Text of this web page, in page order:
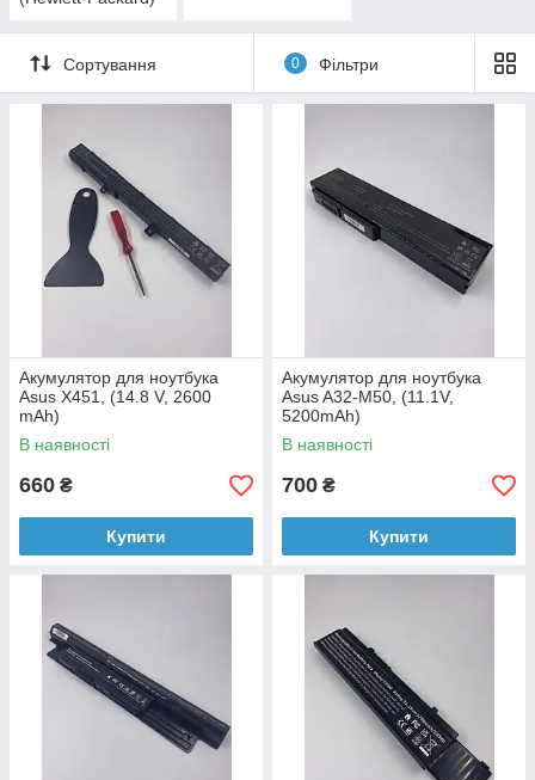
Сортування 0 Фільтри
Акумулятор для ноутбука
Asus X451, (14.8 V, 2600
mAh)
В наявності
660 ₴
Купити
Акумулятор для ноутбука
Asus A32-M50, (11.1V,
5200mAh)
В наявності
700 ₴
Купити